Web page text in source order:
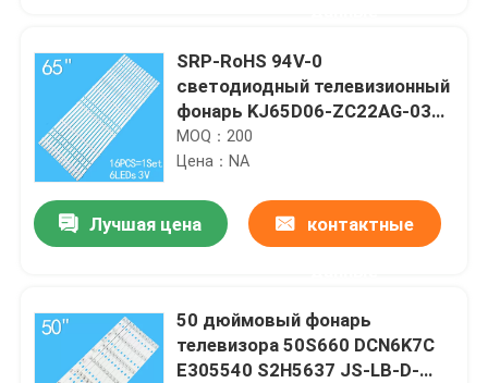
Дом
SRP-RoHS 94V-0
светодиодный телевизионный
фонарь KJ65D06-ZC22AG-03
6S1P 65D3AS6CX62412
MOQ：200
Цена：NA
Лучшая цена контактные
50 дюймовый фонарь
телевизора 50S660 DCN6K7C
E305540 S2H5637 JS-LB-D-